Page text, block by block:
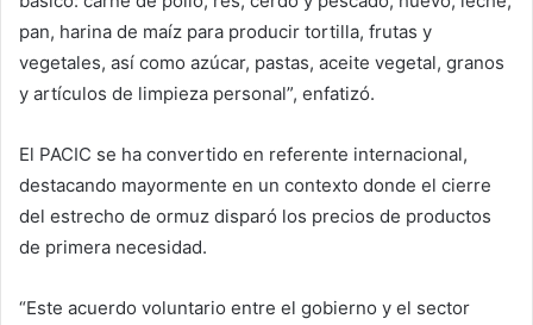
pan, harina de maíz para producir tortilla, frutas y
vegetales, así como azúcar, pastas, aceite vegetal, granos
y artículos de limpieza personal”, enfatizó.
El PACIC se ha convertido en referente internacional,
destacando mayormente en un contexto donde el cierre
del estrecho de ormuz disparó los precios de productos
de primera necesidad.
“Este acuerdo voluntario entre el gobierno y el sector